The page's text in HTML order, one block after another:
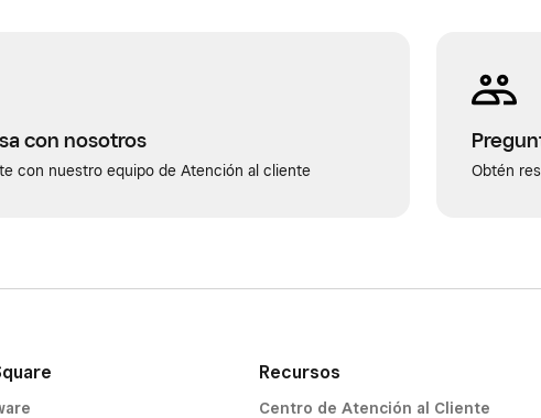
con nosotros
con nuestro equipo de Atención al cliente Obtén
Recursos
Centro de Atención al Cliente